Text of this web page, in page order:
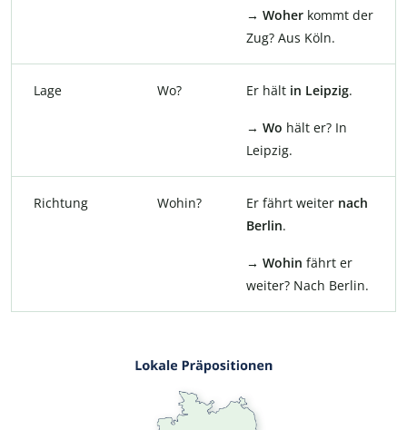
→ Woher kommt der
Zug? Aus Köln.
Lage Wo? Er hält in Leipzig.
→ Wo hält er? In
Leipzig.
Richtung Wohin? Er fährt weiter nach
Berlin.
→ Wohin fährt er
weiter? Nach Berlin.